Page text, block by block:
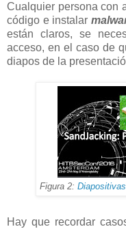
Cualquier persona con
código e instalar
están claros, se
acceso, en el caso de
diapos de la
Figura 2:
Hay que recordar